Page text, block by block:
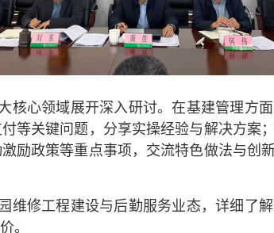
核心领域展开深入研讨。在基建管理方
等关键问题，分享实操经验与解决方案
励政策等重点事项，交流特色做法与创
维修工程建设与后勤服务业态，详细了
。